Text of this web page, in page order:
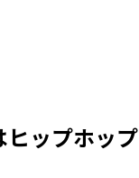
ヒップホッ